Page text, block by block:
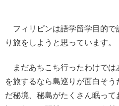
フィリピンは語学留学目的で
り旅をしようと思っています。
まだあちこち行ったわけでは
を旅するなら島巡りが面白そう
だ秘境、秘島がたくさん眠っ